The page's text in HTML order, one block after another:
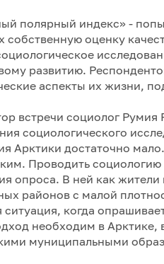
полярный индекс» -
собственную оценку
развитию.
аспекты их жизни,
встречи социолог
социологического
Арктики достаточно
Проводить
опроса. В ней как
районов с малой
ситуация, когда
необходим в Арктике,
муниципальными